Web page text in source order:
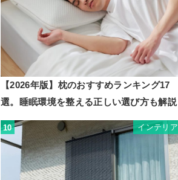
【2026年版】枕のおすすめランキング17
選。睡眠環境を整える正しい選び方も解説
10 インテリア